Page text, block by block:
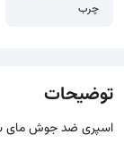
چرب
توضیحات